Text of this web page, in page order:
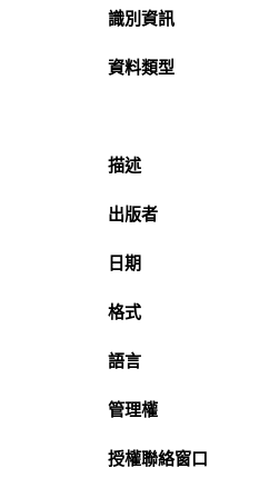
識別資訊
資料類型
描述
出版者
日期
格式
語言
管理權
授權聯絡窗口